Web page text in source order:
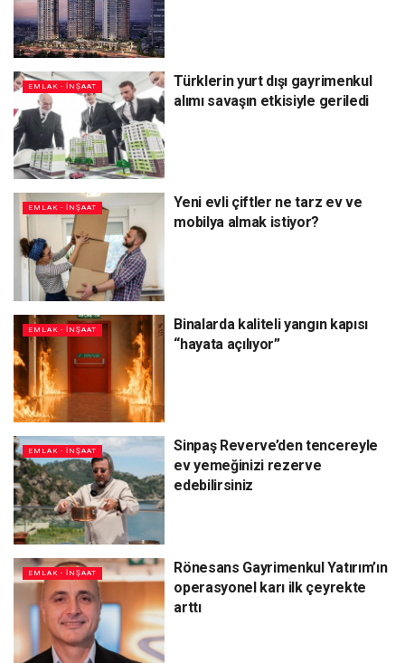
EMLAK - İNŞAAT
Türklerin yurt dışı gayrimenkul
alımı savaşın etkisiyle geriledi
EMLAK - İNŞAAT
Yeni evli çiftler ne tarz ev ve
mobilya almak istiyor?
EMLAK - İNŞAAT
Binalarda kaliteli yangın kapısı
“hayata açılıyor”
EMLAK - İNŞAAT
Sinpaş Reverve’den tencereyle
ev yemeğinizi rezerve
edebilirsiniz
EMLAK - İNŞAAT
Rönesans Gayrimenkul Yatırım’ın
operasyonel karı ilk çeyrekte
arttı